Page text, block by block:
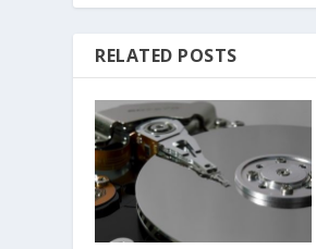
RELATED POSTS